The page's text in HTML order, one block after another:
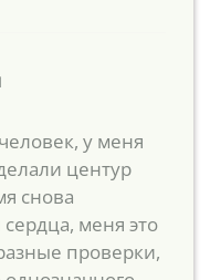
у меня
центур
снова
меня это
проверки,